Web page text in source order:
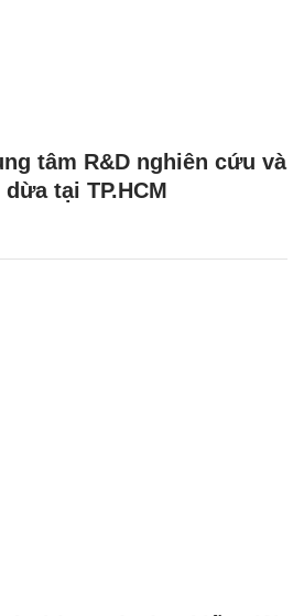
tâm R&D nghiên cứu và
tại TP.HCM